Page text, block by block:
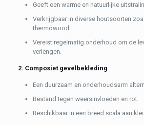
Geeft een warme en natuurlijke
Verkrijgbaar in diverse houtsoorten
thermowood.
Vereist regelmatig onderhoud om de
verlengen.
2. Composiet gevelbekleding
Een duurzaam en onderhoudsarm
Bestand tegen weersinvloeden en rot.
Beschikbaar in een breed scala aan